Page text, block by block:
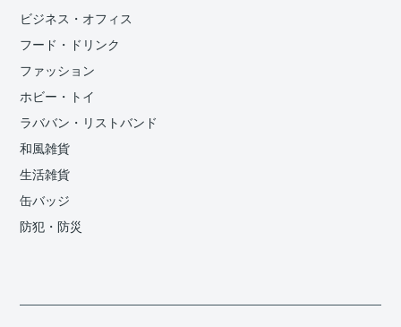
ビジネス・オフィス
フード・ドリンク
ファッション
ホビー・トイ
ラババン・リストバンド
和風雑貨
生活雑貨
缶バッジ
防犯・防災